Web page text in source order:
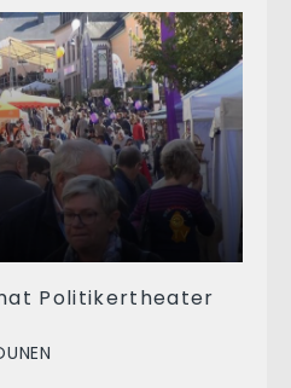
Politikertheater